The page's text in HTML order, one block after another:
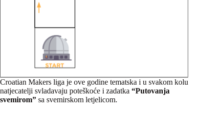
Croatian Makers liga je ove godine tematska i u svakom kolu
natjecatelji svladavaju poteškoće i zadatka “Putovanja
svemirom” sa svemirskom letjelicom.